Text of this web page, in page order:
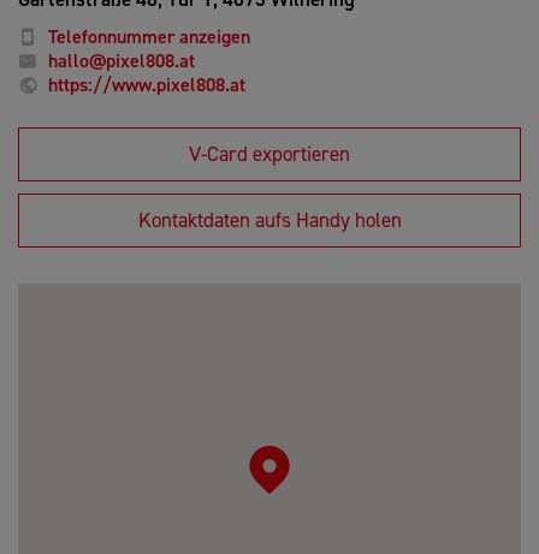
Telefonnummer anzeigen
hallo@pixel808.at
https://www.pixel808.at
V-Card exportieren
Kontaktdaten aufs Handy holen